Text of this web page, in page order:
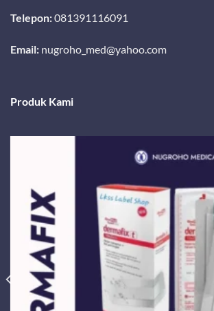
Telepon:081391116091
Email: nugroho_med@yahoo.com
Produk Kami